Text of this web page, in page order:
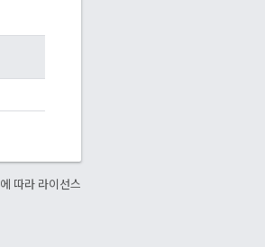
에 따라 라이선스